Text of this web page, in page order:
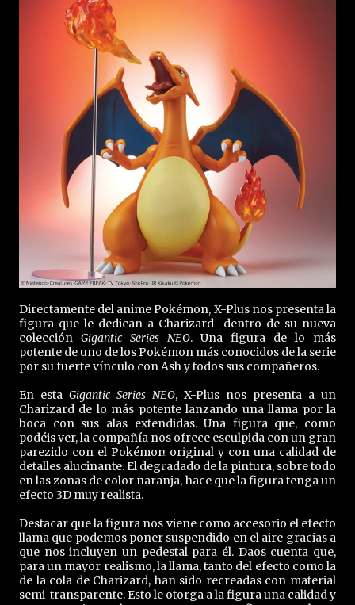
Directamente del anime Pokémon, X-Plus nos presenta la
figura que le dedican a Charizard dentro de su nueva
colección Gigantic Series NEO. Una figura de lo más
potente de uno de los Pokémon más conocidos de la serie
por su fuerte vínculo con Ash y todos sus compañeros.
En esta Gigantic Series NEO, X-Plus nos presenta a un
Charizard de lo más potente lanzando una llama por la
boca con sus alas extendidas. Una figura que, como
podéis ver, la compañía nos ofrece esculpida con un gran
parezido con el Pokémon original y con una calidad de
detalles alucinante. El degradado de la pintura, sobre todo
en las zonas de color naranja, hace que la figura tenga un
efecto 3D muy realista.
Destacar que la figura nos viene como accesorio el efecto
llama que podemos poner suspendido en el aire gracias a
que nos incluyen un pedestal para él. Daos cuenta que,
para un mayor realismo, la llama, tanto del efecto como la
de la cola de Charizard, han sido recreadas con material
semi-transparente. Esto le otorga a la figura una calidad y